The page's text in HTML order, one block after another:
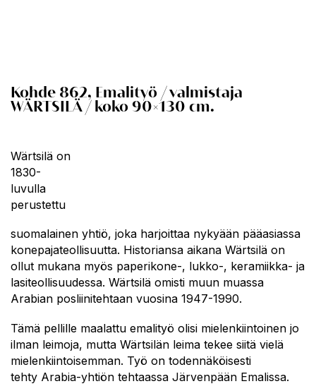
Kohde 862, Emalityö / valmistaja
WÄRTSILÄ / koko 90×130 cm.
Wärtsilä on
1830-
luvulla
perustettu
suomalainen yhtiö, joka harjoittaa nykyään pääasiassa
konepajateollisuutta. Historiansa aikana Wärtsilä on
ollut mukana myös paperikone-, lukko-, keramiikka- ja
lasiteollisuudessa. Wärtsilä omisti muun muassa
Arabian posliinitehtaan vuosina 1947-1990.
Tämä pellille maalattu emalityö olisi mielenkiintoinen jo
ilman leimoja, mutta Wärtsilän leima tekee siitä vielä
mielenkiintoisemman. Työ on todennäköisesti
tehty Arabia-yhtiön tehtaassa Järvenpään Emalissa.